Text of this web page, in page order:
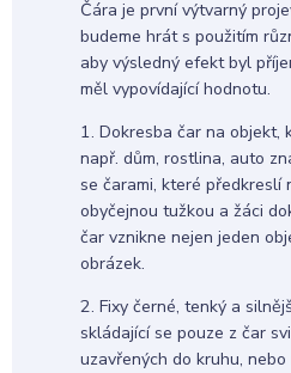
Čára je první výtvarný
budeme hrát s použitím
aby výsledný efekt byl
měl vypovídající hodnotu.
1. Dokresba čar na objekt,
např. dům, rostlina, auto
se čarami, které předkreslí
obyčejnou tužkou a žáci
čar vznikne nejen jeden
obrázek.
2. Fixy černé, tenký a
skládající se pouze z čar
uzavřených do kruhu,